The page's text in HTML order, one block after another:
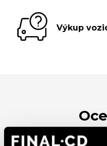
Výkup
FINAL-CD získalo